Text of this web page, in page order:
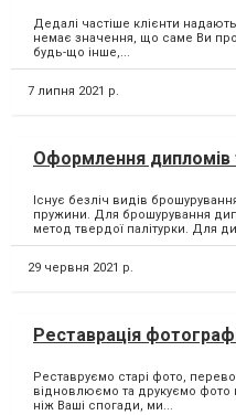
Дедалі частіше клієнти
немає значення, що саме Ви
будь-що інше,...
7 липня 2021 р.
Оформлення дипломів
Існує безліч видів
пружини. Для брошурування
метод твердої палітурки. Для
29 червня 2021 р.
Реставрація
Реставруємо старі фото,
відновлюємо та друкуємо фото
ніж Ваші спогади, ми...